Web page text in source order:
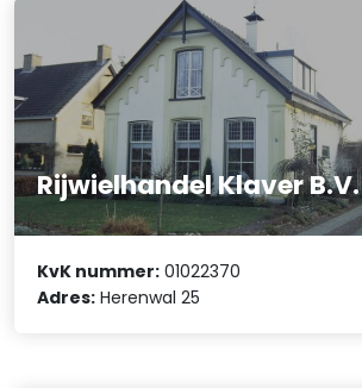
Rijwielhandel Klaver B.V.
KvK nummer: 01022370
Adres: Herenwal 25